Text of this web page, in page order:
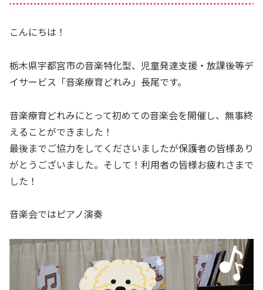
こんにちは！
栃木県宇都宮市の音楽特化型、児童発達支援・放課後等デ
イサービス「音楽療育どれみ」長尾です。
音楽療育どれみにとって初めての音楽会を開催し、無事終
えることができました！
最後までご協力をしてくださいましたが保護者の皆様あり
がとうございました。そして！利用者の皆様お疲れさまで
した！
音楽会ではピアノ演奏